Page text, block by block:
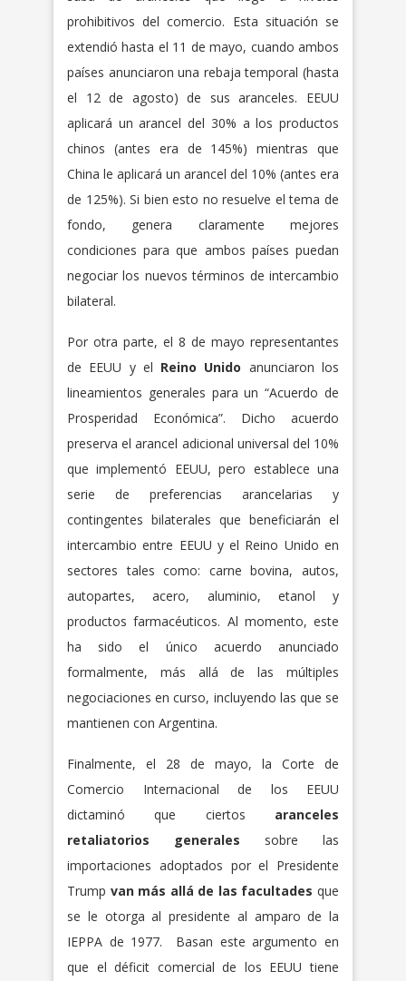
prohibitivos del comercio. Esta situación se
extendió hasta el 11 de mayo, cuando ambos
países anunciaron una rebaja temporal (hasta
el 12 de agosto) de sus aranceles. EEUU
aplicará un arancel del 30% a los productos
chinos (antes era de 145%) mientras que
China le aplicará un arancel del 10% (antes era
de 125%). Si bien esto no resuelve el tema de
fondo, genera claramente mejores
condiciones para que ambos países puedan
negociar los nuevos términos de intercambio
bilateral.
Por otra parte, el 8 de mayo representantes
de EEUU y el Reino Unido anunciaron los
lineamientos generales para un “Acuerdo de
Prosperidad Económica”. Dicho acuerdo
preserva el arancel adicional universal del 10%
que implementó EEUU, pero establece una
serie de preferencias arancelarias y
contingentes bilaterales que beneficiarán el
intercambio entre EEUU y el Reino Unido en
sectores tales como: carne bovina, autos,
autopartes, acero, aluminio, etanol y
productos farmacéuticos. Al momento, este
ha sido el único acuerdo anunciado
formalmente, más allá de las múltiples
negociaciones en curso, incluyendo las que se
mantienen con Argentina.
Finalmente, el 28 de mayo, la Corte de
Comercio Internacional de los EEUU
dictaminó que ciertos aranceles
retaliatorios generales sobre las
importaciones adoptados por el Presidente
Trump van más allá de las facultades que
se le otorga al presidente al amparo de la
IEPPA de 1977. Basan este argumento en
que el déficit comercial de los EEUU tiene